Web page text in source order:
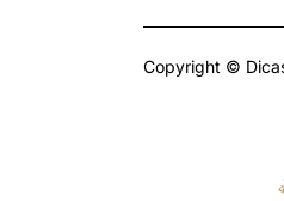
Copyright ©